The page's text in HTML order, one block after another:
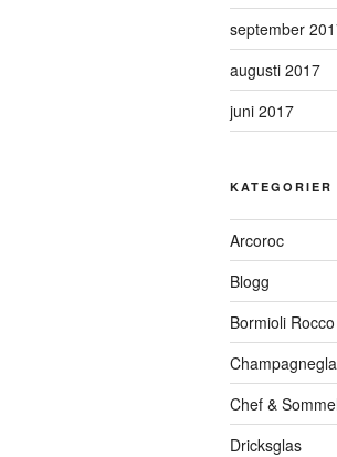
september
augusti 2017
juni 2017
KATEGORIER
Arcoroc
Blogg
Bormioli Rocco
Chef &
Dricksglas